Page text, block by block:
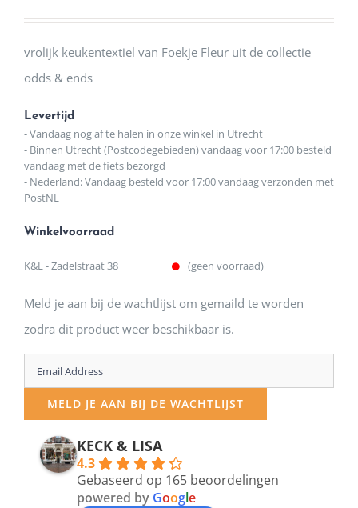
vrolijk keukentextiel van Foekje Fleur uit de collectie
odds & ends
Levertijd
- Vandaag nog af te halen in onze winkel in Utrecht
- Binnen Utrecht (Postcodegebieden) vandaag voor 17:00 besteld
vandaag met de fiets bezorgd
- Nederland: Vandaag besteld voor 17:00 vandaag verzonden met
PostNL
Winkelvoorraad
K&L - Zadelstraat 38 (geen voorraad)
Meld je aan bij de wachtlijst om gemaild te worden
zodra dit product weer beschikbaar is.
Enter
your
email
address
MELD JE AAN BIJ DE WACHTLIJST
KECK & LISA
4.3
Gebaseerd op 165 beoordelingen
powered by Google